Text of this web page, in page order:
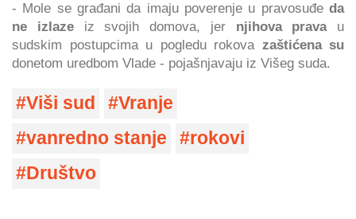
- Mole se građani da imaju poverenje u pravosuđeda
ne izlazeiz svojih domova, jer njihova pravau
sudskim postupcima u pogledu rokova zaštićena su
donetom uredbom Vlade - pojašnjavaju iz Višeg suda.
Viši sud
Vranje
vanredno stanje
rokovi
Društvo